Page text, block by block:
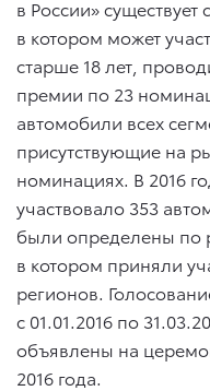
в России» существует
в котором может
старше 18 лет,
премии по 23
автомобили всех
присутствующие на
номинациях. В 2016
участвовало 353
были определены по
в котором приняли
регионов.
с 01.01.2016 по
объявлены на
2016 года.